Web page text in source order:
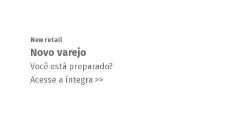
New retail
Novo varejo
Você está preparado?
Acesse a íntegra >>